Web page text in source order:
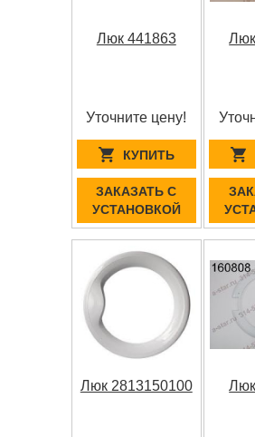
Люк 441863
Уточните цену!
КУПИТЬ
ЗАКАЗАТЬ С
УСТАНОВКОЙ
Люк 2813150100